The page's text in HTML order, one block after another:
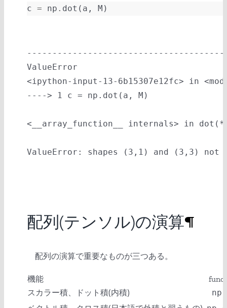
c = np . dot ( a , M )
ValueError
<ipython-input-13-6b15307e12fc> in
----> 1 c = np . dot ( a , M )
<__array_function__ internals> in dot
ValueError : shapes (3,1) and (3,3)
配列(テンソル)の演算¶
配列の演算で重要なものが三つある。
機能
スカラー積、ドット積(内積)